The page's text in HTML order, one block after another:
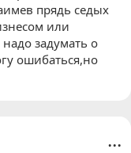
прядь седых
или
задумать о
ошибаться,но
...